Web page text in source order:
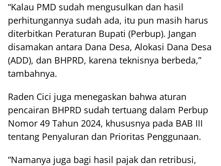
“Kalau PMD sudah mengusulkan dan hasil
perhitungannya sudah ada, itu pun masih harus
diterbitkan Peraturan Bupati (Perbup). Jangan
disamakan antara Dana Desa, Alokasi Dana Desa
(ADD), dan BHPRD, karena teknisnya berbeda,”
tambahnya.
Raden Cici juga menegaskan bahwa aturan
pencairan BHPRD sudah tertuang dalam Perbup
Nomor 49 Tahun 2024, khususnya pada BAB III
tentang Penyaluran dan Prioritas Penggunaan.
“Namanya juga bagi hasil pajak dan retribusi,